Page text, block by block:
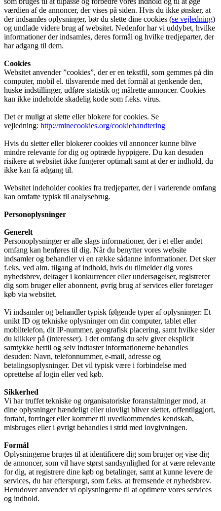
værdien af de annoncer, der vises på siden. Hvis du ikke ønsker, at
der indsamles oplysninger, bør du slette dine cookies (se vejledning)
og undlade videre brug af websitet. Nedenfor har vi uddybet, hvilke
informationer der indsamles, deres formål og hvilke tredjeparter, der
har adgang til dem.
Cookies
Websitet anvender ”cookies”, der er en tekstfil, som gemmes på din
computer, mobil el. tilsvarende med det formål at genkende den,
huske indstillinger, udføre statistik og målrette annoncer. Cookies
kan ikke indeholde skadelig kode som f.eks. virus.
Det er muligt at slette eller blokere for cookies. Se
vejledning: http://minecookies.org/cookiehandtering
Hvis du sletter eller blokerer cookies vil annoncer kunne blive
mindre relevante for dig og optræde hyppigere. Du kan desuden
risikere at websitet ikke fungerer optimalt samt at der er indhold, du
ikke kan få adgang til.
Websitet indeholder cookies fra tredjeparter, der i varierende omfang
kan omfatte typisk til analysebrug.
Personoplysninger
Generelt
Personoplysninger er alle slags informationer, der i et eller andet
omfang kan henføres til dig. Når du benytter vores website
indsamler og behandler vi en række sådanne informationer. Det sker
f.eks. ved alm. tilgang af indhold, hvis du tilmelder dig vores
nyhedsbrev, deltager i konkurrencer eller undersøgelser, registrerer
dig som bruger eller abonnent, øvrig brug af services eller foretager
køb via websitet.
Vi indsamler og behandler typisk følgende typer af oplysninger: Et
unikt ID og tekniske oplysninger om din computer, tablet eller
mobiltelefon, dit IP-nummer, geografisk placering, samt hvilke sider
du klikker på (interesser). I det omfang du selv giver eksplicit
samtykke hertil og selv indtaster informationerne behandles
desuden: Navn, telefonnummer, e-mail, adresse og
betalingsoplysninger. Det vil typisk være i forbindelse med
oprettelse af login eller ved køb.
Sikkerhed
Vi har truffet tekniske og organisatoriske foranstaltninger mod, at
dine oplysninger hændeligt eller ulovligt bliver slettet, offentliggjort,
fortabt, forringet eller kommer til uvedkommendes kendskab,
misbruges eller i øvrigt behandles i strid med lovgivningen.
Formål
Oplysningerne bruges til at identificere dig som bruger og vise dig
de annoncer, som vil have størst sandsynlighed for at være relevante
for dig, at registrere dine køb og betalinger, samt at kunne levere de
services, du har efterspurgt, som f.eks. at fremsende et nyhedsbrev.
Herudover anvender vi oplysningerne til at optimere vores services
og indhold.